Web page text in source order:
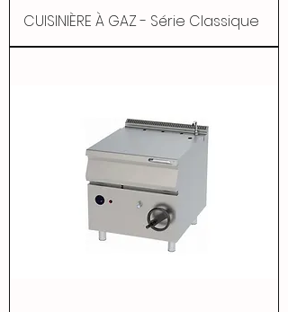
CUISINIÈRE À GAZ - Série Classique